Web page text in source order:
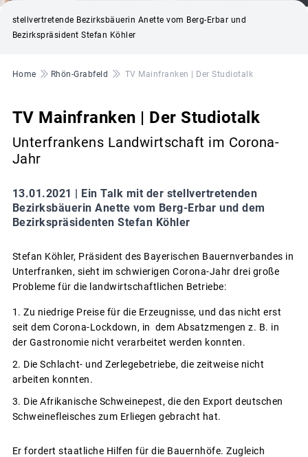
stellvertretende Bezirksbäuerin Anette vom Berg-Erbar und
Bezirkspräsident Stefan Köhler
Pfadnavigation
Home Rhön-Grabfeld TV Mainfranken | Der Studiotalk
TV Mainfranken | Der Studiotalk
Unterfrankens Landwirtschaft im Corona-
Jahr
13.01.2021 |
Ein Talk mit der stellvertretenden
Bezirksbäuerin Anette vom Berg-Erbar und dem
Bezirkspräsidenten Stefan Köhler
Stefan Köhler, Präsident des Bayerischen Bauernverbandes in
Unterfranken, sieht im schwierigen Corona-Jahr drei große
Probleme für die landwirtschaftlichen Betriebe:
Zu niedrige Preise für die Erzeugnisse, und das nicht erst
seit dem Corona-Lockdown, in dem Absatzmengen z. B. in
der Gastronomie nicht verarbeitet werden konnten.
Die Schlacht- und Zerlegebetriebe, die zeitweise nicht
arbeiten konnten.
Die Afrikanische Schweinepest, die den Export deutschen
Schweinefleisches zum Erliegen gebracht hat.
Er fordert staatliche Hilfen für die Bauernhöfe. Zugleich